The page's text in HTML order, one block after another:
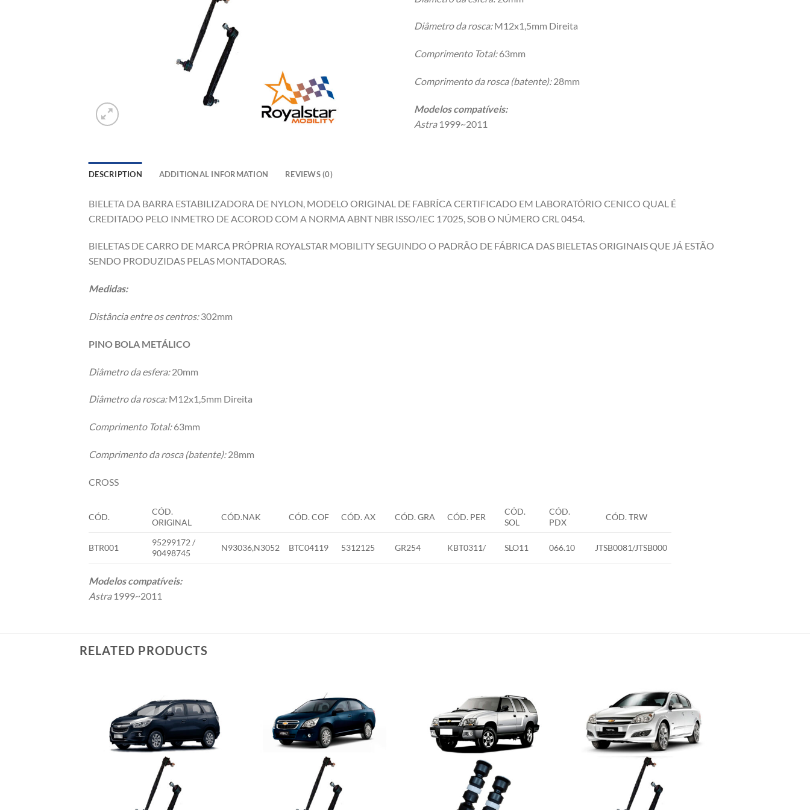
Diâmetro da rosca:M12x1,5mm Direita
Comprimento Total:63mm
Comprimento da rosca (batente):28mm
Modelos compatíveis:
Astra1999~2011
DESCRIPTION ADDITIONAL INFORMATION REVIEWS (0)
BIELETA DA BARRA ESTABILIZADORA DE NYLON, MODELO ORIGINAL DE FABRÍCA CERTIFICADO EM LABORATÓRIO CENICO QUAL É
CREDITADO PELO INMETRO DE ACOROD COM A NORMA ABNT NBR ISSO/IEC 17025, SOB O NÚMERO CRL 0454.
BIELETAS DE CARRO DE MARCA PRÓPRIA ROYALSTAR MOBILITY SEGUINDO O PADRÃO DE FÁBRICA DAS BIELETAS ORIGINAIS QUE JÁ ESTÃO
SENDO PRODUZIDAS PELAS MONTADORAS.
Medidas:
Distância entre os centros:302mm
PINO BOLA METÁLICO
Diâmetro da esfera:20mm
Diâmetro da rosca:M12x1,5mm Direita
Comprimento Total:63mm
Comprimento da rosca (batente):28mm
CROSS
CÓD.
CÓD.
ORIGINAL
CÓD.NAK CÓD. COF CÓD. AX CÓD. GRA CÓD. PER
CÓD.
SOL
CÓD.
PDX
CÓD. TRW
BTR001
95299172 /
90498745
N93036,N3052 BTC04119 5312125 GR254 KBT0311/ SLO11 066.10 JTSB0081/JTSB000
Modelos compatíveis:
Astra1999~2011
RELATED PRODUCTS